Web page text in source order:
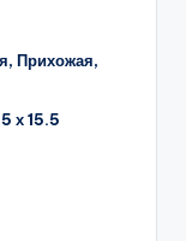
Прихожая,
х 15.5